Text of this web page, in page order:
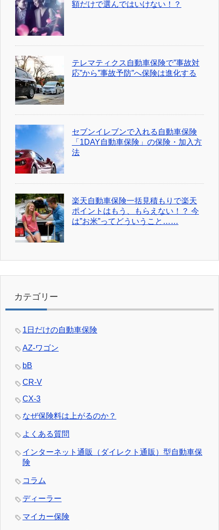
額だけで選んではいけない！？
テレマティクス自動車保険で”事故対
応”から”事故予防”へ保険は進化する
セブンイレブンで入れる自動車保険
「1DAY自動車保険」の保険・加入方
法
楽天自動車保険一括見積もりで楽天
ポイントはもう、もらえない！？ 今
は”お米”ってどういうこと……
カテゴリー
1日だけの自動車保険
AZ-ワゴン
bB
CR-V
CX-3
なぜ保険料は上がるのか？
よくある質問
インターネット通販（ダイレクト通販）型自動車保
険
コラム
ディーラー
マイカー保険